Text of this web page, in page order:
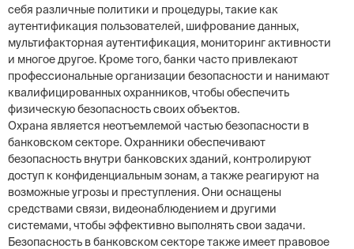
себя различные политики и процедуры, такие как
аутентификация пользователей, шифрование данных,
мультифакторная аутентификация, мониторинг активности
и многое другое. Кроме того, банки часто привлекают
профессиональные организации безопасности и нанимают
квалифицированных охранников, чтобы обеспечить
физическую безопасность своих объектов.
Охрана является неотъемлемой частью безопасности в
банковском секторе. Охранники обеспечивают
безопасность внутри банковских зданий, контролируют
доступ к конфиденциальным зонам, а также реагируют на
возможные угрозы и преступления. Они оснащены
средствами связи, видеонаблюдением и другими
системами, чтобы эффективно выполнять свои задачи.
Безопасность в банковском секторе также имеет правовое